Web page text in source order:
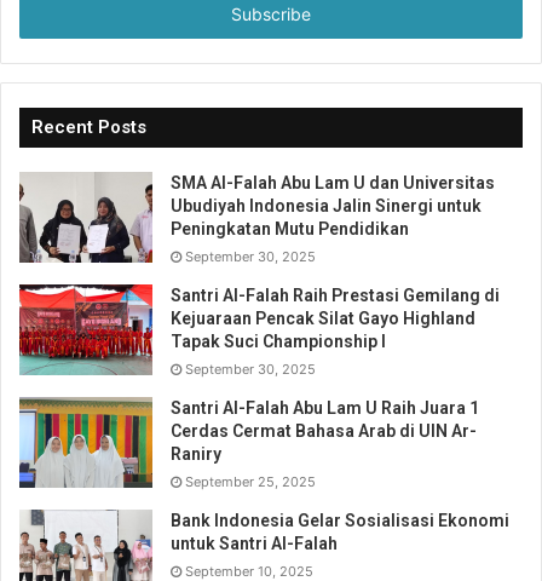
Recent Posts
SMA Al-Falah Abu Lam U dan Universitas
Ubudiyah Indonesia Jalin Sinergi untuk
Peningkatan Mutu Pendidikan
September 30, 2025
Santri Al-Falah Raih Prestasi Gemilang di
Kejuaraan Pencak Silat Gayo Highland
Tapak Suci Championship I
September 30, 2025
Santri Al-Falah Abu Lam U Raih Juara 1
Cerdas Cermat Bahasa Arab di UIN Ar-
Raniry
September 25, 2025
Bank Indonesia Gelar Sosialisasi Ekonomi
untuk Santri Al-Falah
September 10, 2025